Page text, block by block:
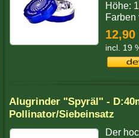
Höhe:
Farben
12,90
incl. 19
Alugrinder "Spyräl" -
Pollinator/Siebeinsatz
Der